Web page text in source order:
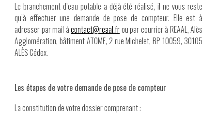
Le branchement d’eau potable a déjà été réalisé, il ne vous reste
qu’à effectuer une demande de pose de compteur. Elle est à
adresser par mail àcontact@reaal.frou par courrier à REAAL, Alès
Agglomération, bâtiment ATOME, 2 rue Michelet, BP 10059, 30105
ALÈS Cédex.
Les étapes de votre demande de pose de compteur
La constitution de votre dossier comprenant :